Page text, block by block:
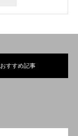
おすすめ記事